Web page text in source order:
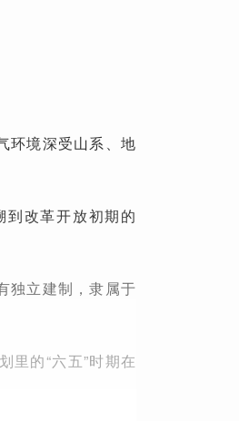
环境深受山系、地
改革开放初期的
独立建制，隶属于
里的“六五”时期在